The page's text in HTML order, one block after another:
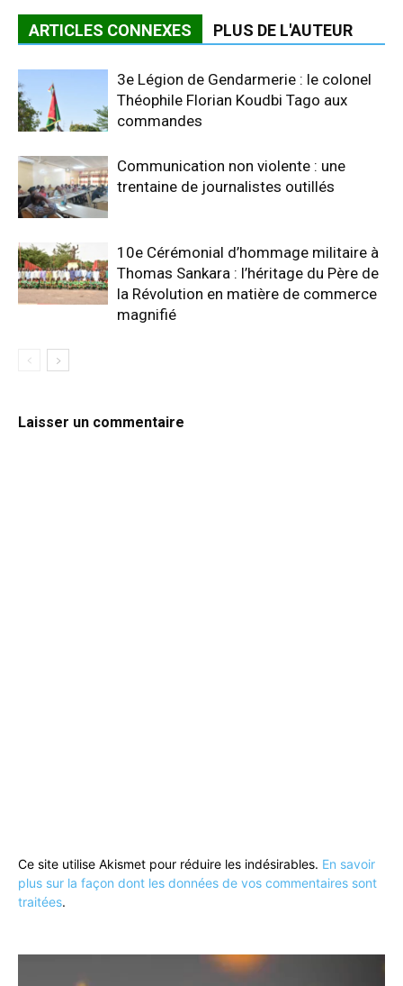
ARTICLES CONNEXES PLUS DE L'AUTEUR
3e Légion de Gendarmerie : le colonel
Théophile Florian Koudbi Tago aux
commandes
Communication non violente : une
trentaine de journalistes outillés
10e Cérémonial d’hommage militaire à
Thomas Sankara : l’héritage du Père de
la Révolution en matière de commerce
magnifié
Laisser un commentaire
Ce site utilise Akismet pour réduire les indésirables. En savoir
plus sur la façon dont les données de vos commentaires sont
traitées.